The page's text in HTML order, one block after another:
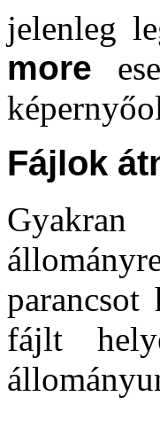
jelenleg
more
Fájlok
parancsot
fájlt